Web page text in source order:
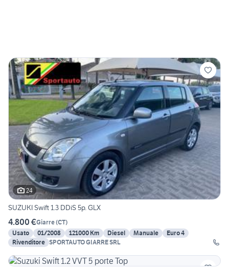
24
SUZUKI Swift 1.3 DDiS 5p. GLX
4.800 €Giarre(CT)
Usato
01/2008 121000 Km Diesel Manuale
Euro 4
Rivenditore SPORTAUTO GIARRE SRL